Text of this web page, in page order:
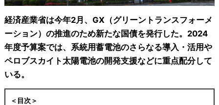
経済産業省は今年2月、GX（グリーントランスフォーメ
ーション）の推進のため新たな国債を発行した。2024
年度予算案では、系統用蓄電池のさらなる導入・活用や
ペロブスカイト太陽電池の開発支援などに重点配分して
いる。
＜目次＞